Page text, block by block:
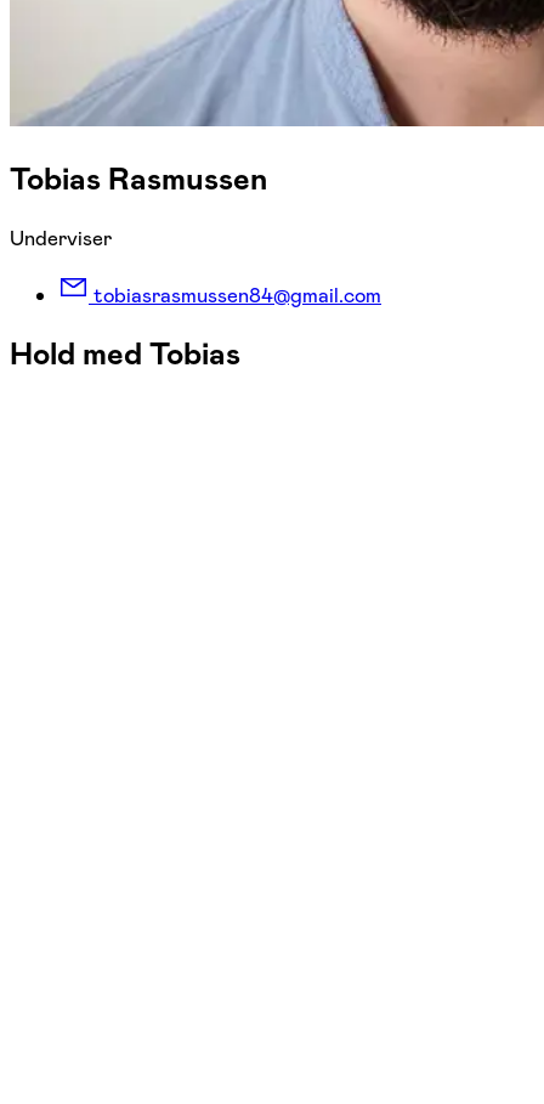
Tobias Rasmussen
Underviser
tobiasrasmussen84@gmail.com
Hold med Tobias